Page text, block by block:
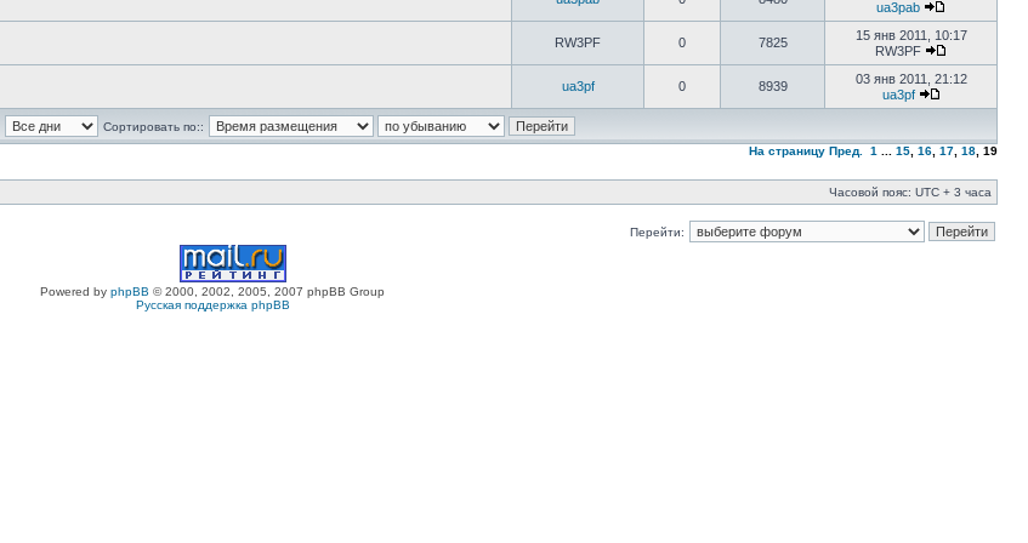
ua3pab
RW3PF 0 7825
15 янв 2011, 10:17
RW3PF
ua3pf 0 8939
03 янв 2011, 21:12
ua3pf
Сортировать по::
На страницу Пред. 1 15 16 17 18 19
Часовой пояс: UTC + 3 часа
Перейти:
Powered by phpBB © 2000, 2002, 2005, 2007 phpBB Group
Русская поддержка phpBB